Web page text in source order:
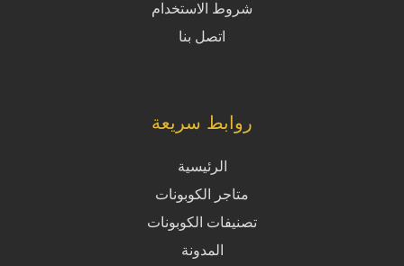
شروط الاستخدام
اتصل بنا
روابط سريعة
الرئيسية
متاجر الكوبونات
تصنيفات الكوبونات
المدونة